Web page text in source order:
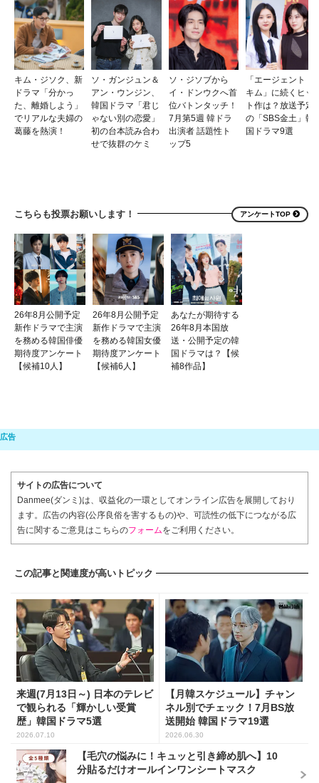
キム・ジソク、新
ドラマ「分かっ
た、離婚しよう」
でリアルな夫婦の
葛藤を熱演！
ソ・ガンジュン＆
アン・ウンジン、
韓国ドラマ「君じ
ゃない別の恋愛」
初の台本読み合わ
せで抜群のケミ
ソ・ジソブから
イ・ドンウクへ首
位バトンタッチ！
7月第5週 韓ドラ
出演者 話題性ト
ップ5
「エージェント・
キム」に続くヒッ
ト作は？放送予定
の「SBS金土」韓
国ドラマ9選
こちらも投票お願いします！ アンケートTOP
26年8月公開予定
新作ドラマで主演
を務める韓国俳優
期待度アンケート
【候補10人】
26年8月公開予定
新作ドラマで主演
を務める韓国女優
期待度アンケート
【候補6人】
あなたが期待する
26年8月本国放
送・公開予定の韓
国ドラマは？【候
補8作品】
サイトの広告について
Danmee(ダンミ)は、収益化の一環としてオンライン広告を展開しており
ます。広告の内容(公序良俗を害するもの)や、可読性の低下につながる広
告に関するご意見はこちらのフォームをご利用ください。
この記事と関連度が高いトピック
来週(7月13日～) 日本のテレビ
で観られる「輝かしい受賞
歴」韓国ドラマ5選
2026.07.10
【月韓スケジュール】チャン
ネル別でチェック！7月BS放
送開始 韓国ドラマ19選
2026.06.30
【毛穴の悩みに！キュッと引き締め肌へ】10
分貼るだけオールインワンシートマスク